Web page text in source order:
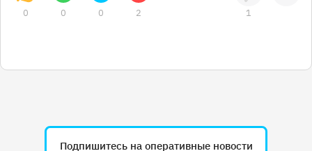
0 0 0 2 1
Подпишитесь на оперативные новости